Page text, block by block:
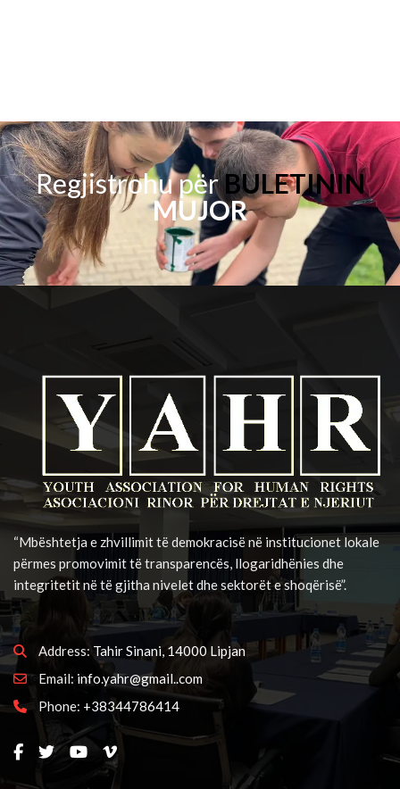
Regjistrohu përBULETININ
MUJOR
“Mbështetja e zhvillimit të demokracisë në institucionet lokale
përmes promovimit të transparencës, llogaridhënies dhe
integritetit në të gjitha nivelet dhe sektorët e shoqërisë”.
Address: Tahir Sinani, 14000 Lipjan
Email: info.yahr@gmail..com
Phone: +38344786414